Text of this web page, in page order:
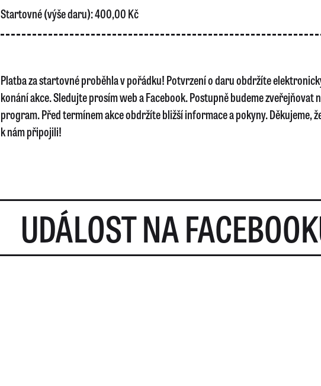
Startovné (výše daru):400,00 Kč
Platba za startovné proběhla v pořádku! Potvrzení o daru obdržíte
konání akce. Sledujte prosím web a Facebook. Postupně budeme zveřejňovat
program. Před termínem akce obdržíte bližší informace a pokyny. Děkujeme,
k nám připojili!
UDÁLOST NA